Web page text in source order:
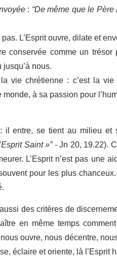
: “De même que le
L’Esprit ouvre, dilate et
conservée comme un
nous.
vie chrétienne : c’est la
à sa passion pour
il entre, se tient au milieu
Saint »”- Jn 20, 19.22).
L’Esprit n’est pas une
pour les plus
des critères de
en même temps
ouvre, nous décentre,
éclaire et oriente, là l’Esprit